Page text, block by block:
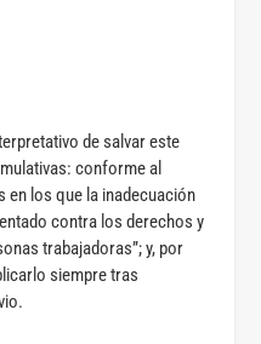
de salvar este
conforme al
en los que la inadecuación
contra los derechos y
trabajadoras”; y, por
siempre tras